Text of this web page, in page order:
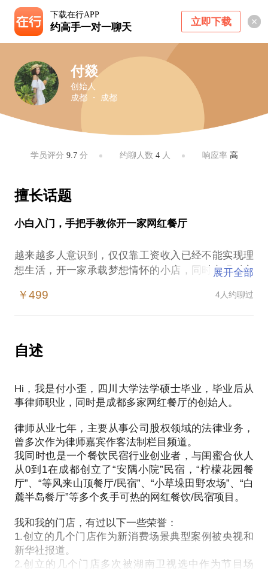
下载在行APP
约高手一对一聊天 立即下载
付燚
创始人
成都 ・ 成都
学员评分 9.7分 约聊人数 4人 响应率 高
擅长话题
小白入门，手把手教你开一家网红餐厅
越来越多人意识到，仅仅靠工资收入已经不能实现理
想生活，开一家承载梦想情怀的小店，同时实现财富
址该选哪里？产品定位怎么做？怎样才能脱颖而出成
主要内容：
1.什么是网红店？到底要不要做网红店？
3.餐饮/民宿小白，第一步从哪儿下手？ 找人、找钱、
找路
4.如何成为网红店？ 产品定位、内容创新、外部造势
展开全部
￥499 4人约聊过
自述
Hi，我是付小歪，四川大学法学硕士毕业，毕业后从
事律师职业，同时是成都多家网红餐厅的创始人。
律师从业七年，主要从事公司股权领域的法律业务，
曾多次作为律师嘉宾作客法制栏目频道。
我同时也是一个餐饮民宿行业创业者，与闺蜜合伙人
从0到1在成都创立了“安隅小院”民宿，“柠檬花园餐
厅”、“等风来山顶餐厅/民宿”、“小草垛田野农场”、“白
麓半岛餐厅”等多个炙手可热的网红餐饮/民宿项目。
我和我的门店，有过以下一些荣誉：
1.创立的几个门店作为新消费场景典型案例被央视和
新华社报道。
2.创立的几个门店多次被湖南卫视选中作为节目场